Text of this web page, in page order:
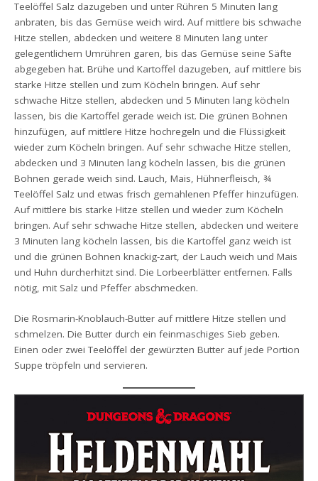
Teelöffel Salz dazugeben und unter Rühren 5 Minuten lang
anbraten, bis das Gemüse weich wird. Auf mittlere bis schwache
Hitze stellen, abdecken und weitere 8 Minuten lang unter
gelegentlichem Umrühren garen, bis das Gemüse seine Säfte
abgegeben hat. Brühe und Kartoffel dazugeben, auf mittlere bis
starke Hitze stellen und zum Köcheln bringen. Auf sehr
schwache Hitze stellen, abdecken und 5 Minuten lang köcheln
lassen, bis die Kartoffel gerade weich ist. Die grünen Bohnen
hinzufügen, auf mittlere Hitze hochregeln und die Flüssigkeit
wieder zum Köcheln bringen. Auf sehr schwache Hitze stellen,
abdecken und 3 Minuten lang köcheln lassen, bis die grünen
Bohnen gerade weich sind. Lauch, Mais, Hühnerfleisch, ¾
Teelöffel Salz und etwas frisch gemahlenen Pfeffer hinzufügen.
Auf mittlere bis starke Hitze stellen und wieder zum Köcheln
bringen. Auf sehr schwache Hitze stellen, abdecken und weitere
3 Minuten lang köcheln lassen, bis die Kartoffel ganz weich ist
und die grünen Bohnen knackig-zart, der Lauch weich und Mais
und Huhn durcherhitzt sind. Die Lorbeerblätter entfernen. Falls
nötig, mit Salz und Pfeffer abschmecken.
Die Rosmarin-Knoblauch-Butter auf mittlere Hitze stellen und
schmelzen. Die Butter durch ein feinmaschiges Sieb geben.
Einen oder zwei Teelöffel der gewürzten Butter auf jede Portion
Suppe tröpfeln und servieren.